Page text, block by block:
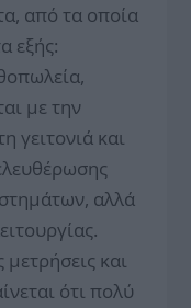
από τα οποία
εξής:
με την
γειτονιά και
αλλά
και
ότι πολύ